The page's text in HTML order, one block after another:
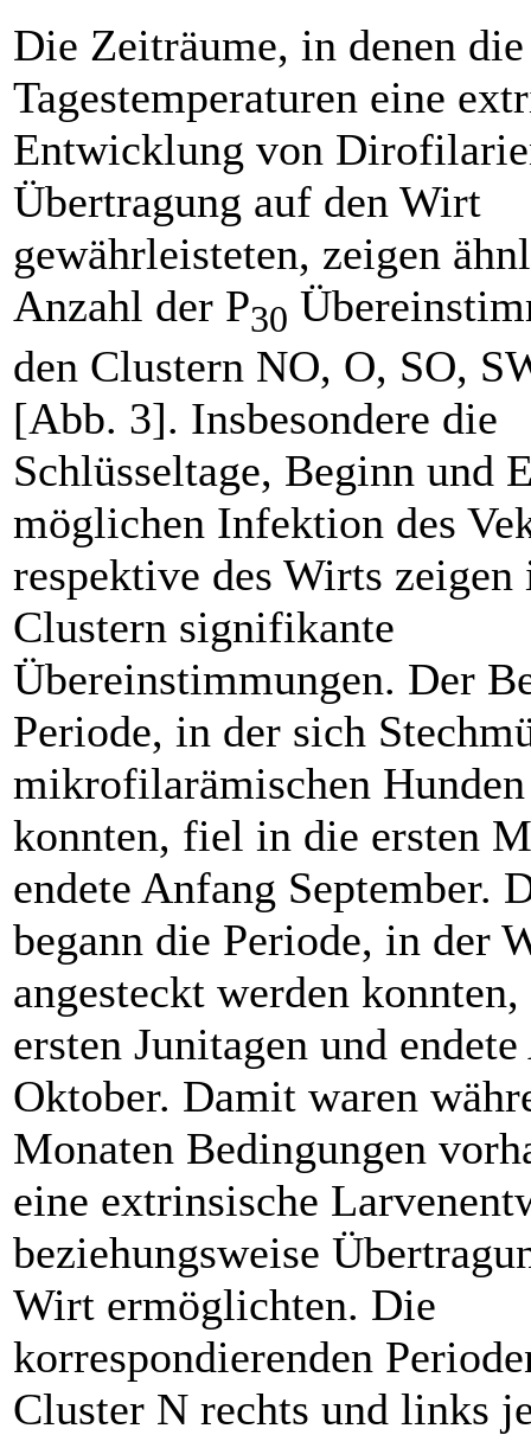
Die Zeiträume, in denen
Tagestemperaturen eine
Entwicklung von
Übertragung auf den Wirt
gewährleisteten, zeigen
Anzahl der P30
den Clustern NO, O, SO,
[Abb. 3]. Insbesondere die
Schlüsseltage, Beginn und
möglichen Infektion des
respektive des Wirts zeigen
Clustern signifikante
Übereinstimmungen. Der
Periode, in der sich
mikrofilarämischen
konnten, fiel in die ersten
endete Anfang September.
begann die Periode, in der
angesteckt werden
ersten Junitagen und
Oktober. Damit waren
Monaten Bedingungen
eine extrinsische
beziehungsweise
Wirt ermöglichten. Die
korrespondierenden
Cluster N rechts und links